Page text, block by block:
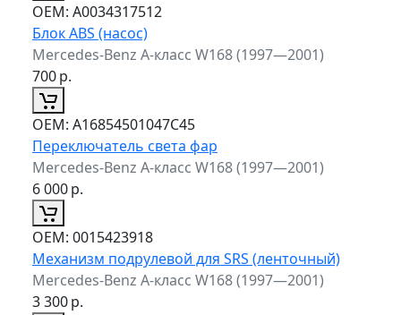
ОЕМ: A0034317512
Блок ABS (насос)
Mercedes-Benz A-класс W168 (1997—2001)
700р.
ОЕМ: A16854501047C45
Переключатель света фар
Mercedes-Benz A-класс W168 (1997—2001)
6 000р.
ОЕМ: 0015423918
Механизм подрулевой для SRS (ленточный)
Mercedes-Benz A-класс W168 (1997—2001)
3 300р.